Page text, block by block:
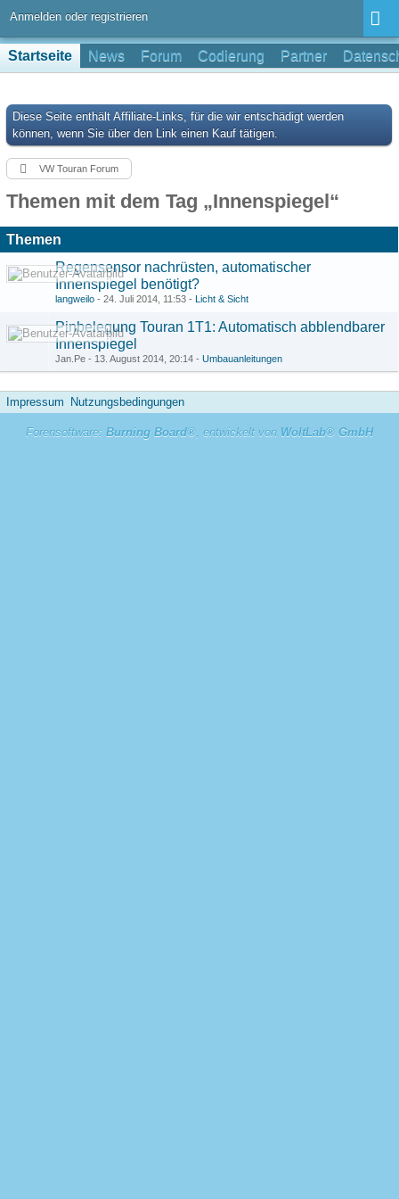
Anmelden oder registrieren
Startseite News Forum Codierung Partner
Diese Seite enthält Affiliate-Links, für die wir entschädigt werden
können, wenn Sie über den Link einen Kauf tätigen.
VW Touran Forum
Themen mit dem Tag „Innenspiegel“
Themen
Regensensor nachrüsten, automatischer
Innenspiegel benötigt?
langweilo - 24. Juli 2014, 11:53 - Licht & Sicht
Pinbelegung Touran 1T1: Automatisch abblendbarer
Innenspiegel
Jan.Pe - 13. August 2014, 20:14 - Umbauanleitungen
Impressum Nutzungsbedingungen
Forensoftware: Burning Board®, entwickelt von WoltLab® GmbH